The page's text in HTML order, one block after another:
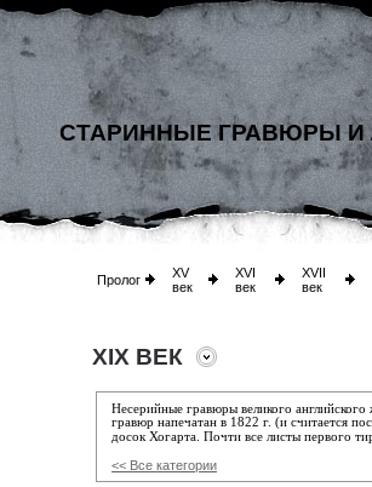
СТАРИННЫЕ ГРАВЮРЫ И
Пролог
XV
век
XVI
век
XVII
век
XIX ВЕК
Несерийные гравюры великого
гравюр напечатан в 1822 г. (и считается
досок Хогарта. Почти все листы первого
<< Все категории